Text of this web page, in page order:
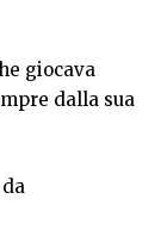
giocava
dalla sua